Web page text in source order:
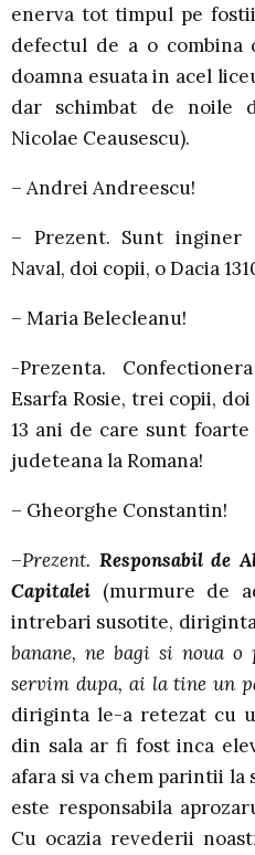
enerva tot timpul pe
defectul de a o combina
doamna esuata in acel
dar schimbat de noile
Nicolae Ceausescu).
– Andrei Andreescu!
– Prezent. Sunt inginer
Naval, doi copii, o Dacia
– Maria Belecleanu!
-Prezenta.
Esarfa Rosie, trei copii,
13 ani de care sunt
judeteana la Romana!
– Gheorghe Constantin!
–Prezent. Responsabil de
Capitalei (murmure de
intrebari susotite,
banane, ne bagi si noua
servim dupa, ai la tine un
diriginta le-a retezat cu
din sala ar fi fost inca
afara si va chem parintii la
este responsabila
Cu ocazia revederii